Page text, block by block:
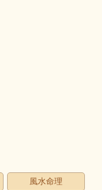
風水命理